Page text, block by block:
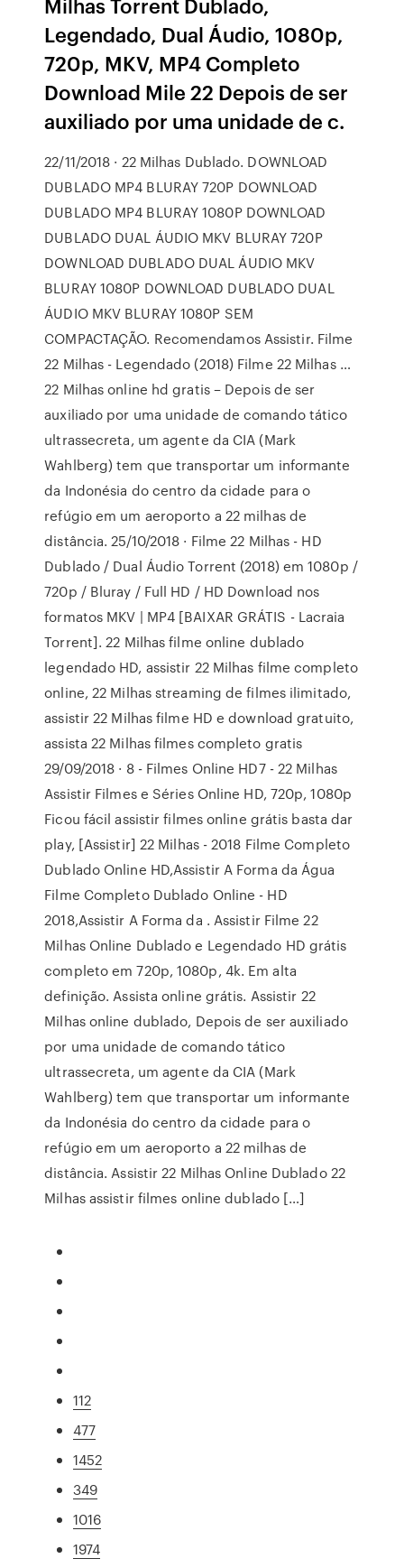
Legendado, Dual Áudio, 1080p,
720p, MKV, MP4 Completo
Download Mile 22 Depois de ser
auxiliado por uma unidade de c.
22/11/2018 · 22 Milhas Dublado. DOWNLOAD
DUBLADO MP4 BLURAY 720P DOWNLOAD
DUBLADO MP4 BLURAY 1080P DOWNLOAD
DUBLADO DUAL ÁUDIO MKV BLURAY 720P
DOWNLOAD DUBLADO DUAL ÁUDIO MKV
BLURAY 1080P DOWNLOAD DUBLADO DUAL
ÁUDIO MKV BLURAY 1080P SEM
COMPACTAÇÃO. Recomendamos Assistir. Filme
22 Milhas - Legendado (2018) Filme 22 Milhas …
22 Milhas online hd gratis – Depois de ser
auxiliado por uma unidade de comando tático
ultrassecreta, um agente da CIA (Mark
Wahlberg) tem que transportar um informante
da Indonésia do centro da cidade para o
refúgio em um aeroporto a 22 milhas de
distância. 25/10/2018 · Filme 22 Milhas - HD
Dublado / Dual Áudio Torrent (2018) em 1080p /
720p / Bluray / Full HD / HD Download nos
formatos MKV | MP4 [BAIXAR GRÁTIS - Lacraia
Torrent]. 22 Milhas filme online dublado
legendado HD, assistir 22 Milhas filme completo
online, 22 Milhas streaming de filmes ilimitado,
assistir 22 Milhas filme HD e download gratuito,
assista 22 Milhas filmes completo gratis
29/09/2018 · 8 - Filmes Online HD7 - 22 Milhas
Assistir Filmes e Séries Online HD, 720p, 1080p
Ficou fácil assistir filmes online grátis basta dar
play, [Assistir] 22 Milhas - 2018 Filme Completo
Dublado Online HD,Assistir A Forma da Água
Filme Completo Dublado Online - HD
2018,Assistir A Forma da . Assistir Filme 22
Milhas Online Dublado e Legendado HD grátis
completo em 720p, 1080p, 4k. Em alta
definição. Assista online grátis. Assistir 22
Milhas online dublado, Depois de ser auxiliado
por uma unidade de comando tático
ultrassecreta, um agente da CIA (Mark
Wahlberg) tem que transportar um informante
da Indonésia do centro da cidade para o
refúgio em um aeroporto a 22 milhas de
distância. Assistir 22 Milhas Online Dublado 22
Milhas assistir filmes online dublado […]
112
477
1452
349
1016
1974